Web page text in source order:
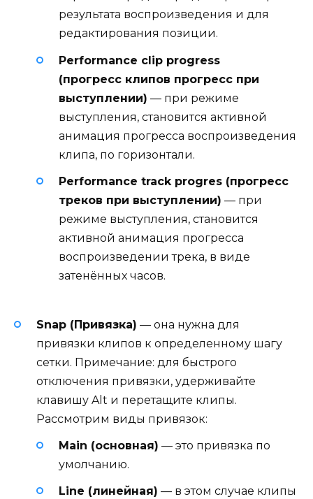
результата воспроизведения и для
редактирования позиции.
Performance clip progress
(прогресс клипов прогресс при
выступлении) — при режиме
выступления, становится активной
анимация прогресса воспроизведения
клипа, по горизонтали.
Performance track progres (прогресс
треков при выступлении) — при
режиме выступления, становится
активной анимация прогресса
воспроизведении трека, в виде
затенённых часов.
Snap (Привязка) — она нужна для
привязки клипов к определенному шагу
сетки. Примечание: для быстрого
отключения привязки, удерживайте
клавишу Alt и перетащите клипы.
Рассмотрим виды привязок:
Main (основная) — это привязка по
умолчанию.
Line (линейная) — в этом случае клипы